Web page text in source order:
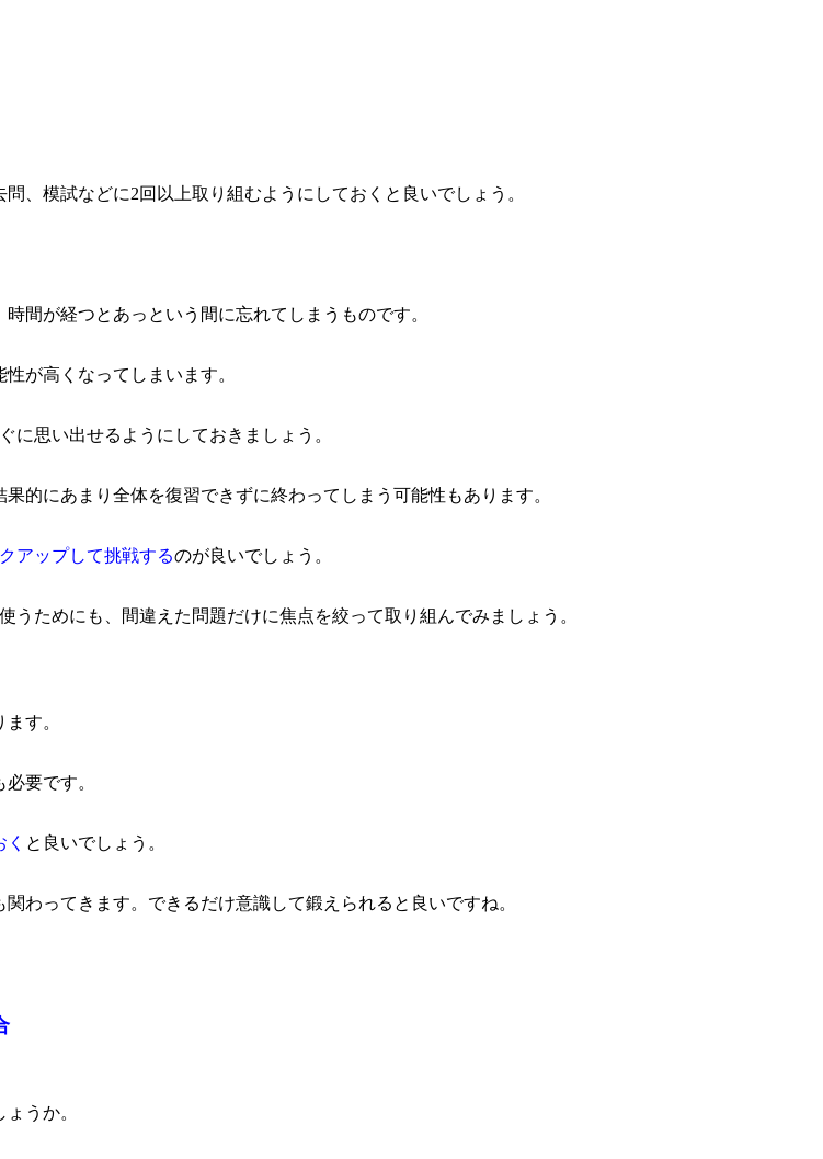
、模試などに2回以上取り組むようにしておくと良いでしょう。
間が経つとあっという間に忘れてしまうものです。
が高くなってしまいます。
に思い出せるようにしておきましょう。
的にあまり全体を復習できずに終わってしまう可能性もあります。
アップして挑戦するのが良いでしょう。
ためにも、間違えた問題だけに焦点を絞って取り組んでみましょう。
す。
要です。
と良いでしょう。
わってきます。できるだけ意識して鍛えられると良いですね。
うか。